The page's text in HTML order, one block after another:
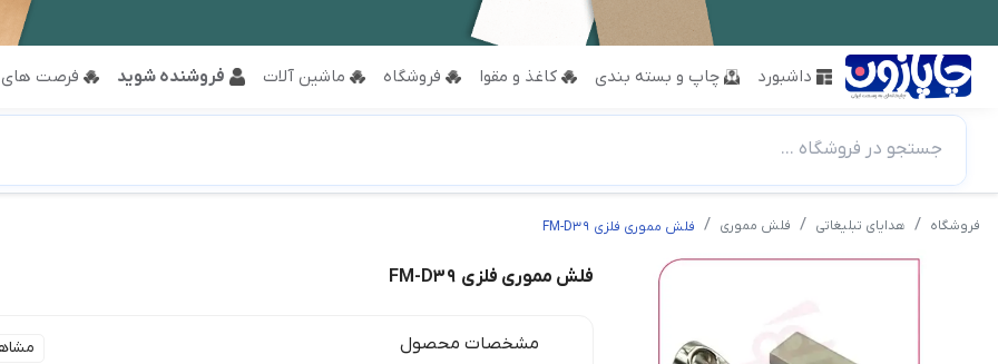
داشبورد چاپ و بسته بندی کاغذ و مقوا فروشگاه ماشین آلات فروشنده شوید فرصت
جستجو در فروشگاه ...
فروشگاه هدایای تبلیغاتی فلش مموری فلش مموری فلزی FM-D39
فلش مموری فلزی FM-D39
مشخصات محصول